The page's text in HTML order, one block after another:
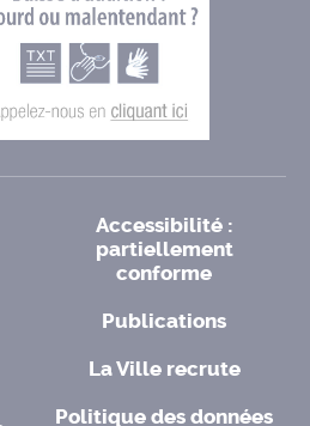
Accessibilité :
partiellement
conforme
Publications
La Ville recrute
Politique des données